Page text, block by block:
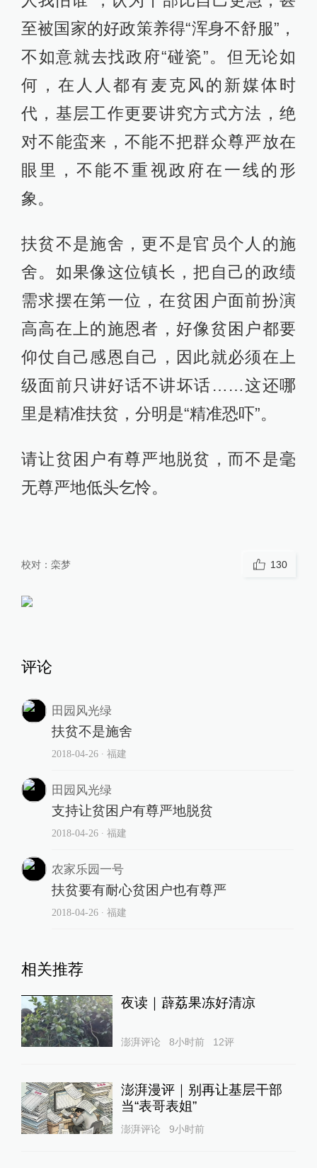
至被国家的好政策养得“浑身不舒服”，
不如意就去找政府“碰瓷”。但无论如
何，在人人都有麦克风的新媒体时
代，基层工作更要讲究方式方法，绝
对不能蛮来，不能不把群众尊严放在
眼里，不能不重视政府在一线的形
象。
扶贫不是施舍，更不是官员个人的施
舍。如果像这位镇长，把自己的政绩
需求摆在第一位，在贫困户面前扮演
高高在上的施恩者，好像贫困户都要
仰仗自己感恩自己，因此就必须在上
级面前只讲好话不讲坏话……这还哪
里是精准扶贫，分明是“精准恐吓”。
请让贫困户有尊严地脱贫，而不是毫
无尊严地低头乞怜。
校对： 栾梦 130
评论
田园风光绿
扶贫不是施舍
2018-04-26∙ 福建
田园风光绿
支持让贫困户有尊严地脱贫
2018-04-26∙ 福建
农家乐园一号
扶贫要有耐心贫困户也有尊严
2018-04-26∙ 福建
相关推荐
夜读｜薜荔果冻好清凉
澎湃评论 8小时前 12评
澎湃漫评｜别再让基层干部
当“表哥表姐”
澎湃评论 9小时前